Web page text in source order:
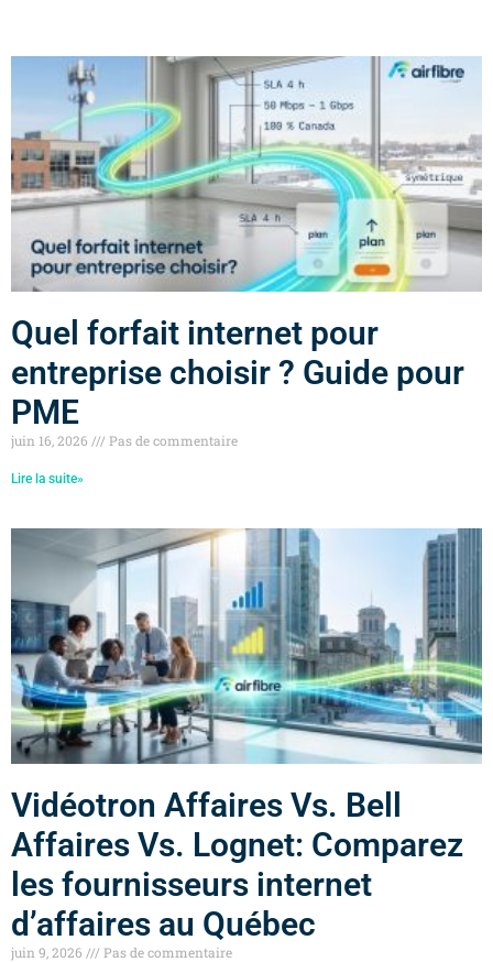
Quel forfait internet pour
entreprise choisir ? Guide pour
PME
juin 16, 2026 Pas de commentaire
Lire la suite»
Vidéotron Affaires Vs. Bell
Affaires Vs. Lognet: Comparez
les fournisseurs internet
d’affaires au Québec
juin 9, 2026 Pas de commentaire